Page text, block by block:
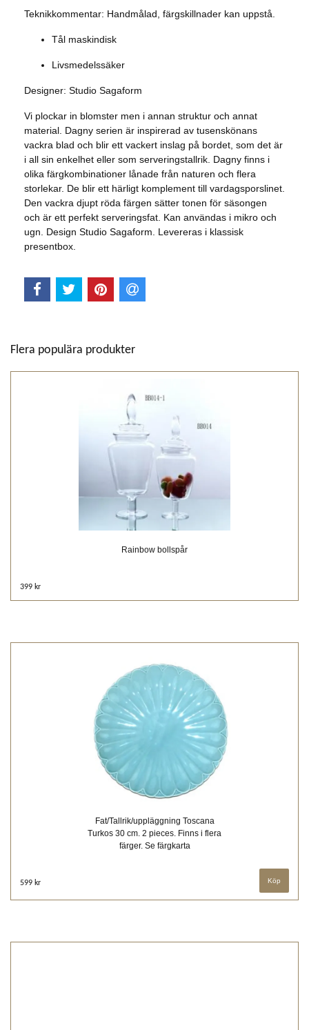
Teknikkommentar: Handmålad, färgskillnader kan uppstå.
Tål maskindisk
Livsmedelssäker
Designer: Studio Sagaform
Vi plockar in blomster men i annan struktur och annat
material. Dagny serien är inspirerad av tusenskönans
vackra blad och blir ett vackert inslag på bordet, som det är
i all sin enkelhet eller som serveringstallrik. Dagny finns i
olika färgkombinationer lånade från naturen och flera
storlekar. De blir ett härligt komplement till vardagsporslinet.
Den vackra djupt röda färgen sätter tonen för säsongen
och är ett perfekt serveringsfat. Kan användas i mikro och
ugn. Design Studio Sagaform. Levereras i klassisk
presentbox.
Flera populära produkter
Rainbow bollspår
399 kr
Fat/Tallrik/uppläggning Toscana
Turkos 30 cm. 2 pieces. Finns i flera
färger. Se färgkarta
599 kr Köp